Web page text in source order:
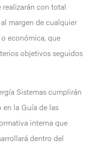
realizarán con total
margen de cualquier
económica, que
objetivos seguidos
Sistemas cumplirán
la Guía de las
interna que
dentro del